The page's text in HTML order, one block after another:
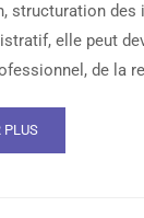
structuration
elle peut
de la
PLUS